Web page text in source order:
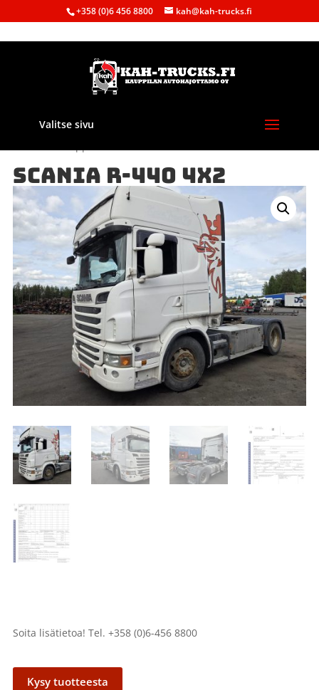
+358 (0)6 456 8800 kah@kah-trucks.fi
Valitse sivu
SCANIA R-440 4X2
Soita lisätietoa! Tel. +358 (0)6-456 8800
Kysy tuotteesta